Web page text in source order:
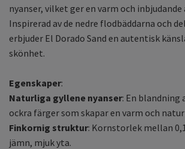
nyanser, vilket ger en varm och
Inspirerad av de nedre flodbäddarna och
erbjuder El Dorado Sand en autentisk
skönhet.
Egenskaper:
Naturliga gyllene nyanser: En blandning
ockra färger som skapar en varm och
Finkornig struktur: Kornstorlek mellan
jämn, mjuk yta.